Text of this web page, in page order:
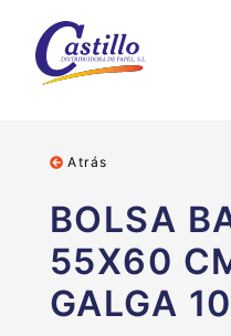
Atrás
BOLSA
55X60
GALGA